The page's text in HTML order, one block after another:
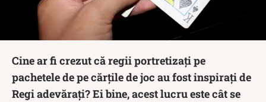
Cine ar fi crezut că regii portretizați pe
pachetele de pe cărțile de joc au fost inspirați de
Regi adevărați? Ei bine, acest lucru este cât se